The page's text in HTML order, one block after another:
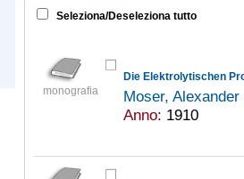
Seleziona/Deseleziona tutto
monografia
Die Elektrolytischen
Moser, Alexander
Anno: 1910